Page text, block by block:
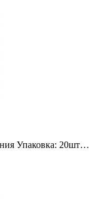
Упаковка: 20шт…